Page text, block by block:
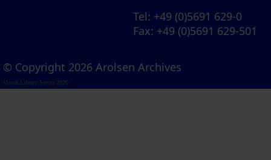
Tel: +49 (0)5691 629-0
Fax: +49 (0)5691 629-501
© Copyright 2026 Arolsen Archives
Visual Library Server 2026